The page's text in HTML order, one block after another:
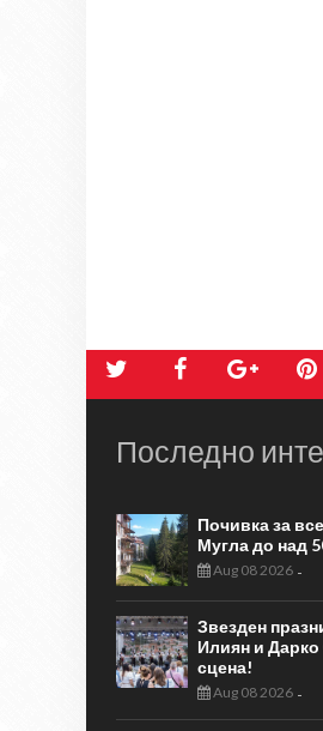
Последно
Почивка за
Мугла до над
Aug 08 2026 -
Звезден
Илиян и
сцена!
Aug 08 2026 -